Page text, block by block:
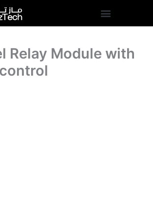
Relay Module with